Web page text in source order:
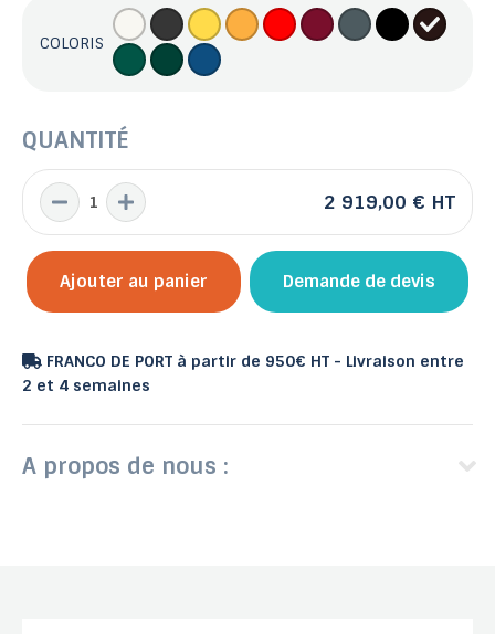
COLORIS
QUANTITÉ
2 919,00 € HT
Ajouter au panier Demande de devis
FRANCO DE PORT à partir de 950€ HT - Livraison entre
2 et 4 semaines
A propos de nous :